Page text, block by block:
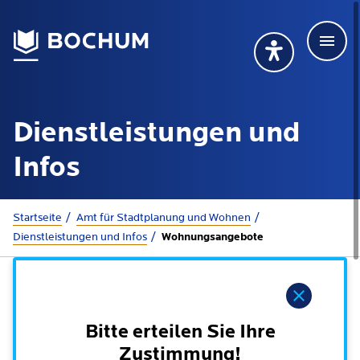
Übersetzung
Deutsch
Dienstleistungen und
Infos
Startseite
Amt für Stadtplanung und Wohnen
Dienstleistungen und Infos
Wohnungsangebote
Bitte erteilen Sie Ihre
Zustimmung!
Übersetzung wählen (öffnet sich in Google
Deutsch
Rathaus
Online-Terminbuchung
Dienstleistungen nach Lebenslagen